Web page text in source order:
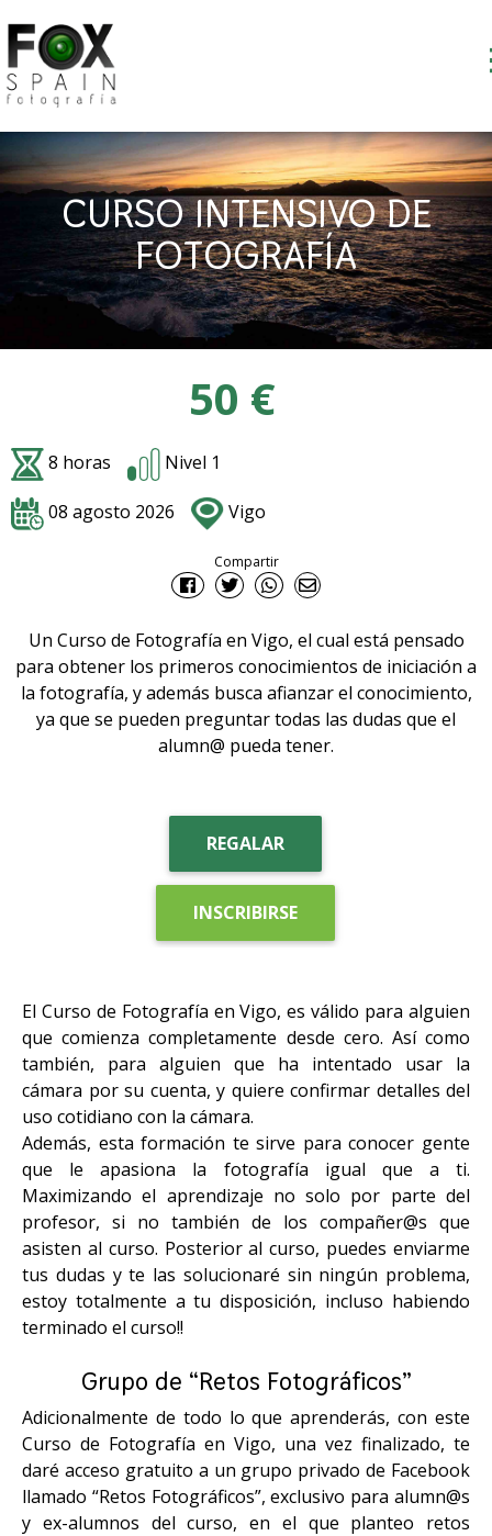
to
content
CURSO INTENSIVO DE
FOTOGRAFÍA
50 €
8 horas Nivel 1
08 agosto 2026 Vigo
Compartir
Un Curso de Fotografía en Vigo, el cual está pensado
para obtener los primeros conocimientos de iniciación a
la fotografía, y además busca afianzar el conocimiento,
ya que se pueden preguntar todas las dudas que el
alumn@ pueda tener.
REGALAR
INSCRIBIRSE
El Curso de Fotografía en Vigo, es válido para alguien
que comienza completamente desde cero. Así como
también, para alguien que ha intentado usar la
cámara por su cuenta, y quiere confirmar detalles del
uso cotidiano con la cámara.
Además, esta formación te sirve para conocer gente
que le apasiona la fotografía igual que a ti.
Maximizando el aprendizaje no solo por parte del
profesor, si no también de los compañer@s que
asisten al curso. Posterior al curso, puedes enviarme
tus dudas y te las solucionaré sin ningún problema,
estoy totalmente a tu disposición, incluso habiendo
terminado el curso!!
Grupo de “Retos Fotográficos”
Adicionalmente de todo lo que aprenderás, con este
Curso de Fotografía en Vigo, una vez finalizado, te
daré acceso gratuito a un grupo privado de Facebook
llamado “Retos Fotográficos”, exclusivo para alumn@s
y ex-alumnos del curso, en el que planteo retos